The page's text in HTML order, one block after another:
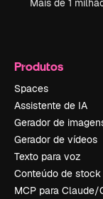
Produtos
Spaces
Assistente de IA
Gerador de
Gerador de vídeos
Texto para voz
Conteúdo de stock
MCP para Claude/